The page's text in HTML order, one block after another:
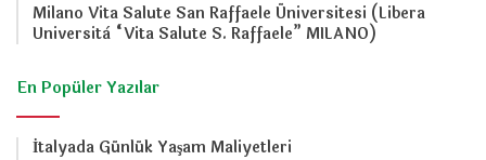
Milano Vita Salute San Raffaele Üniversitesi (Libera
Università “Vita Salute S. Raffaele” MILANO)
En Popüler Yazılar
İtalyada Günlük Yaşam Maliyetleri